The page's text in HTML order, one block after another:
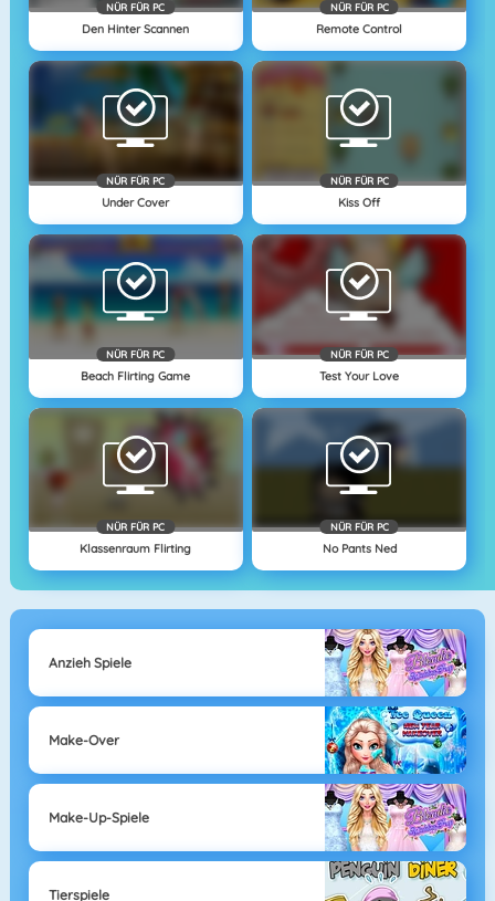
NÜR FÜR PC
Den Hinter Scannen
NÜR FÜR PC
Remote Control
NÜR FÜR PC
Under Cover
NÜR FÜR PC
Kiss Off
NÜR FÜR PC
Beach Flirting Game
NÜR FÜR PC
Test Your Love
NÜR FÜR PC
Klassenraum Flirting
NÜR FÜR PC
No Pants Ned
Anzieh Spiele
Make-Over
Make-Up-Spiele
Tierspiele